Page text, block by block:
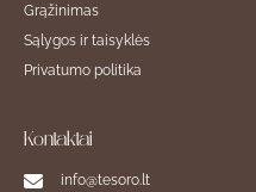
Grąžinimas
Sąlygos ir taisyklės
Privatumo politika
Kontaktai
info@tesoro.lt